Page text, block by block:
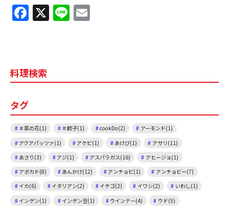
F
a
b
o
k
X Li
n
料理検索
タグ
＃菜の花(1) ＃餃子(1) cookDo(2)
アーモンド(1)
アクアパッツァ(1)
アケビ(1) あけび(1)
アサリ(11)
あさり(3)
アジ(1) アスパラガス(16)
アヒージョ(1)
アボカド(8)
あんかけ(12) アンチョビ(1)
アンチョビー(7)
イカ(6)
イタリアン(2) イチゴ(2) イワシ(2)
いわし(1)
インゲン(1)
インゲン豆(1) ウインナー(4)
ウド(5)